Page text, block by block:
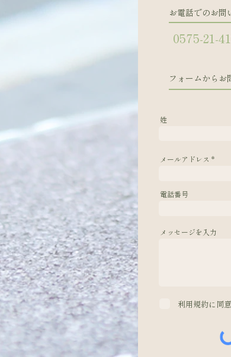
お電話でのお問
0575-21-
フォームからお
姓
メールアドレス
電話番号
メッセージを入力
利用規約に同